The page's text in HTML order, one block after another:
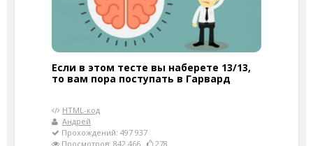
Если в этом тесте вы наберете 13/13,
то вам пора поступать в Гарвард
HTML-код
Андрей
Прохождений: 497 937
Просмотров: 842 466
278